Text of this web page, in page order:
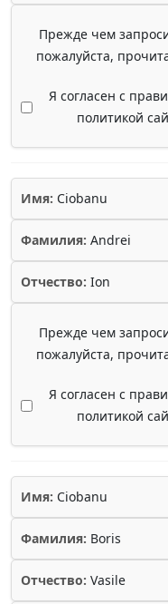
Прежде чем
пожалуйста,
Я согласен с
политикой
Имя: Ciobanu
Фамилия: Andrei
Отчество: Ion
Прежде чем
пожалуйста,
Я согласен с
политикой
Имя: Ciobanu
Фамилия: Boris
Отчество: Vasile